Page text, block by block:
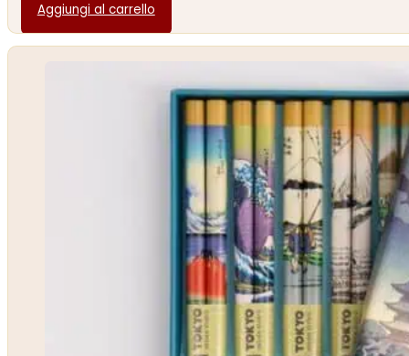
Aggiungi al carrello